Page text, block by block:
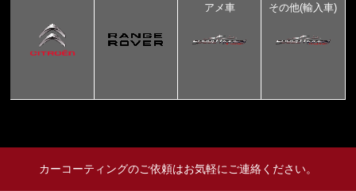
アメ車 その他(輸入車)
カーコーティングのご依頼はお気軽にご連絡ください。